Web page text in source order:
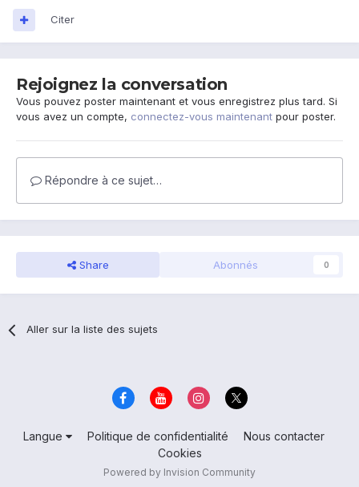
Citer
Rejoignez la conversation
Vous pouvez poster maintenant et vous enregistrez plus tard. Si
vous avez un compte, connectez-vous maintenant pour poster.
Répondre à ce sujet…
Share Abonnés 0
Aller sur la liste des sujets
Langue Politique de confidentialité
Nous contacter
Cookies
Powered by Invision Community